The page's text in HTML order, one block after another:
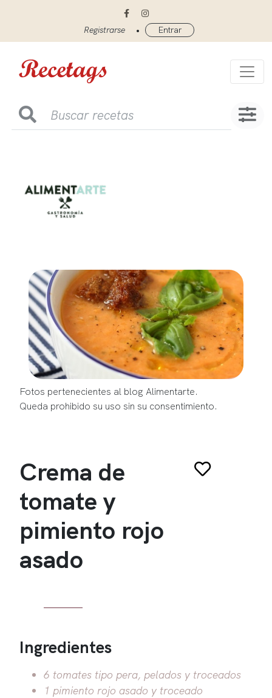
Registrarse • Entrar
Fotos pertenecientes al blog Alimentarte.
Queda prohibido su uso sin su consentimiento.
Crema de
tomate y
pimiento rojo
asado
Ingredientes
6 tomates tipo pera, pelados y troceados
1 pimiento rojo asado y troceado